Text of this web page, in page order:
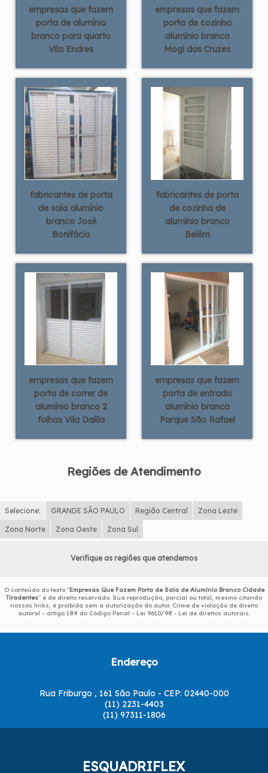
empresas que fazem
porta de alumínio
branco para quarto
Vila Endres
empresas que fazem
porta de cozinha
alumínio branco
Mogi das Cruzes
fabricantes de porta
de sala alumínio
branco José
Bonifácio
fabricantes de porta
de cozinha de
alumínio branco
Belém
empresas que fazem
porta de correr de
alumínio branco 2
folhas Vila Dalila
empresas que fazem
porta de entrada
alumínio branco
Parque São Rafael
Regiões de Atendimento
Selecione: GRANDE SÃO PAULO Região Central Zona Leste
Zona Norte Zona Oeste Zona Sul
Verifique as regiões que atendemos
O conteúdo do texto "Empresas Que Fazem Porta de Sala de Alumínio Branco Cidade
Tiradentes" é de direito reservado. Sua reprodução, parcial ou total, mesmo citando
nossos links, é proibida sem a autorização do autor. Crime de violação de direito
autoral – artigo 184 do Código Penal – Lei 9610/98 - Lei de direitos autorais
Endereço
Rua Friburgo , 161 São Paulo - CEP: 02440-000
(11) 2231-4403
(11) 97311-1806
ESQUADRIFLEX